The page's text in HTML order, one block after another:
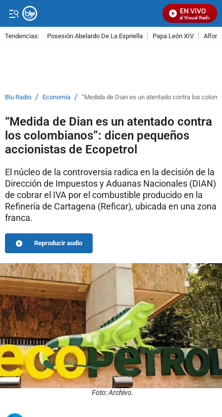
EN VIVO
Señal Visual Radio
Tendencias: Posesión Abelardo De La Espriella Papa León XIV
Blu Radio / Economía / “Medida de Dian es un atentado contra los
“Medida de Dian es un atentado contra
los colombianos”: dicen pequeños
accionistas de Ecopetrol
El núcleo de la controversia radica en la decisión de la
Dirección de Impuestos y Aduanas Nacionales (DIAN)
de cobrar el IVA por el combustible producido en la
Refinería de Cartagena (Reficar), ubicada en una zona
franca.
Reproducir audio
Foto: Archivo.